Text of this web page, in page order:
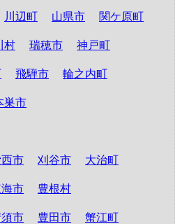
川辺町 山県市 関ケ原町
村 瑞穂市 神戸町
飛騨市 輪之内町
巣市
市 刈谷市 大治町
市 豊根村
市 豊田市 蟹江町